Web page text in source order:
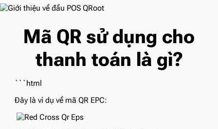
Mã QR sử dụng cho
thanh toán là gì?
```html
Đây là ví dụ về mã QR EPC: